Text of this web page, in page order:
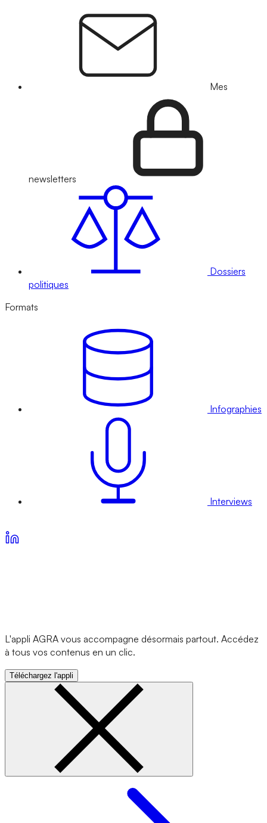
Mes
newsletters
Dossiers
politiques
Formats
Infographies
Interviews
L'appli AGRA vous accompagne désormais partout. Accédez
à tous vos contenus en un clic.
Téléchargez l'appli